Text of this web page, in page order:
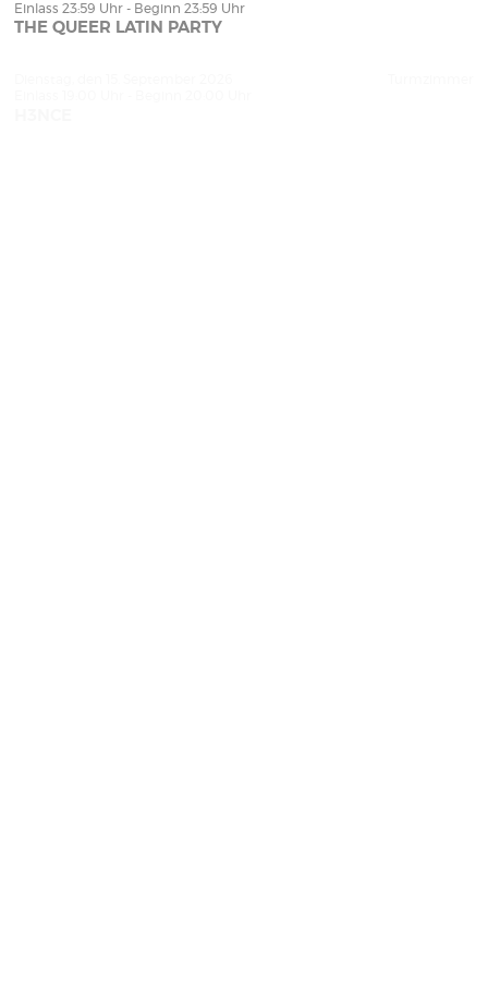
Einlass 23:59 Uhr - Beginn 23:59 Uhr
THE QUEER LATIN PARTY